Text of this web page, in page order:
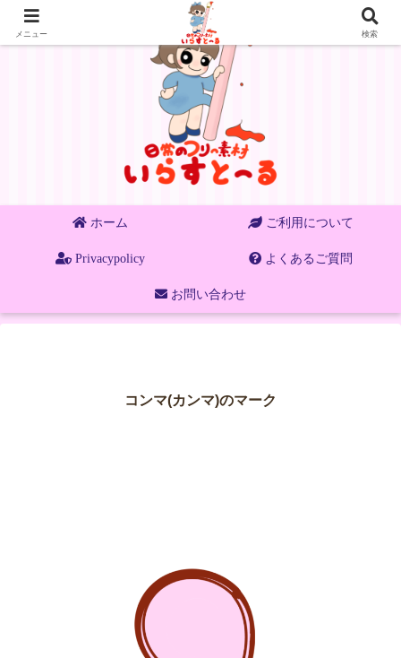
ホーム ご利用について
Privacypolicy よくあるご質問
お問い合わせ
コンマ(カンマ)のマーク
メニュー 検索